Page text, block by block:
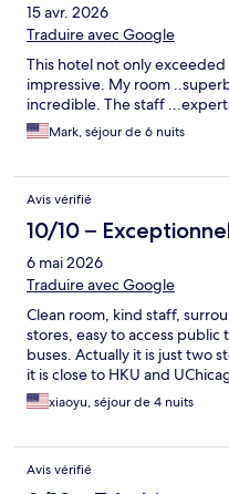
15 avr. 2026
Traduire avec Google
This hotel not only
impressive. My room
incredible. The staff
Mark, séjour de 6 nuits
Avis vérifié
10/10 –
6 mai 2026
Traduire avec Google
Clean room, kind staff,
stores, easy to access public
buses. Actually it is just two
it is close to HKU and
xiaoyu, séjour de 4 nuits
Avis vérifié